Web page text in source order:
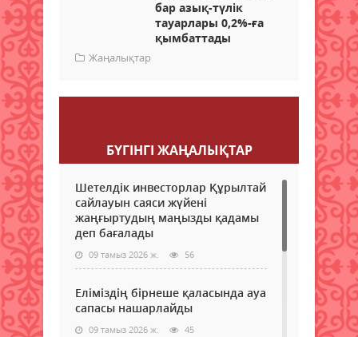
бар азық-түлік
тауарлары 0,2%-ға
қымбаттады
Жаңалықтар
БҮГІНГI ЖАҢАЛЫҚТАР
Шетелдік инвесторлар Құрылтай
сайлауын саяси жүйені
жаңғыртудың маңызды қадамы
деп бағалады
09 тамыз 2026 ж. 56
Еліміздің бірнеше қаласында ауа
сапасы нашарлайды
09 тамыз 2026 ж. 45